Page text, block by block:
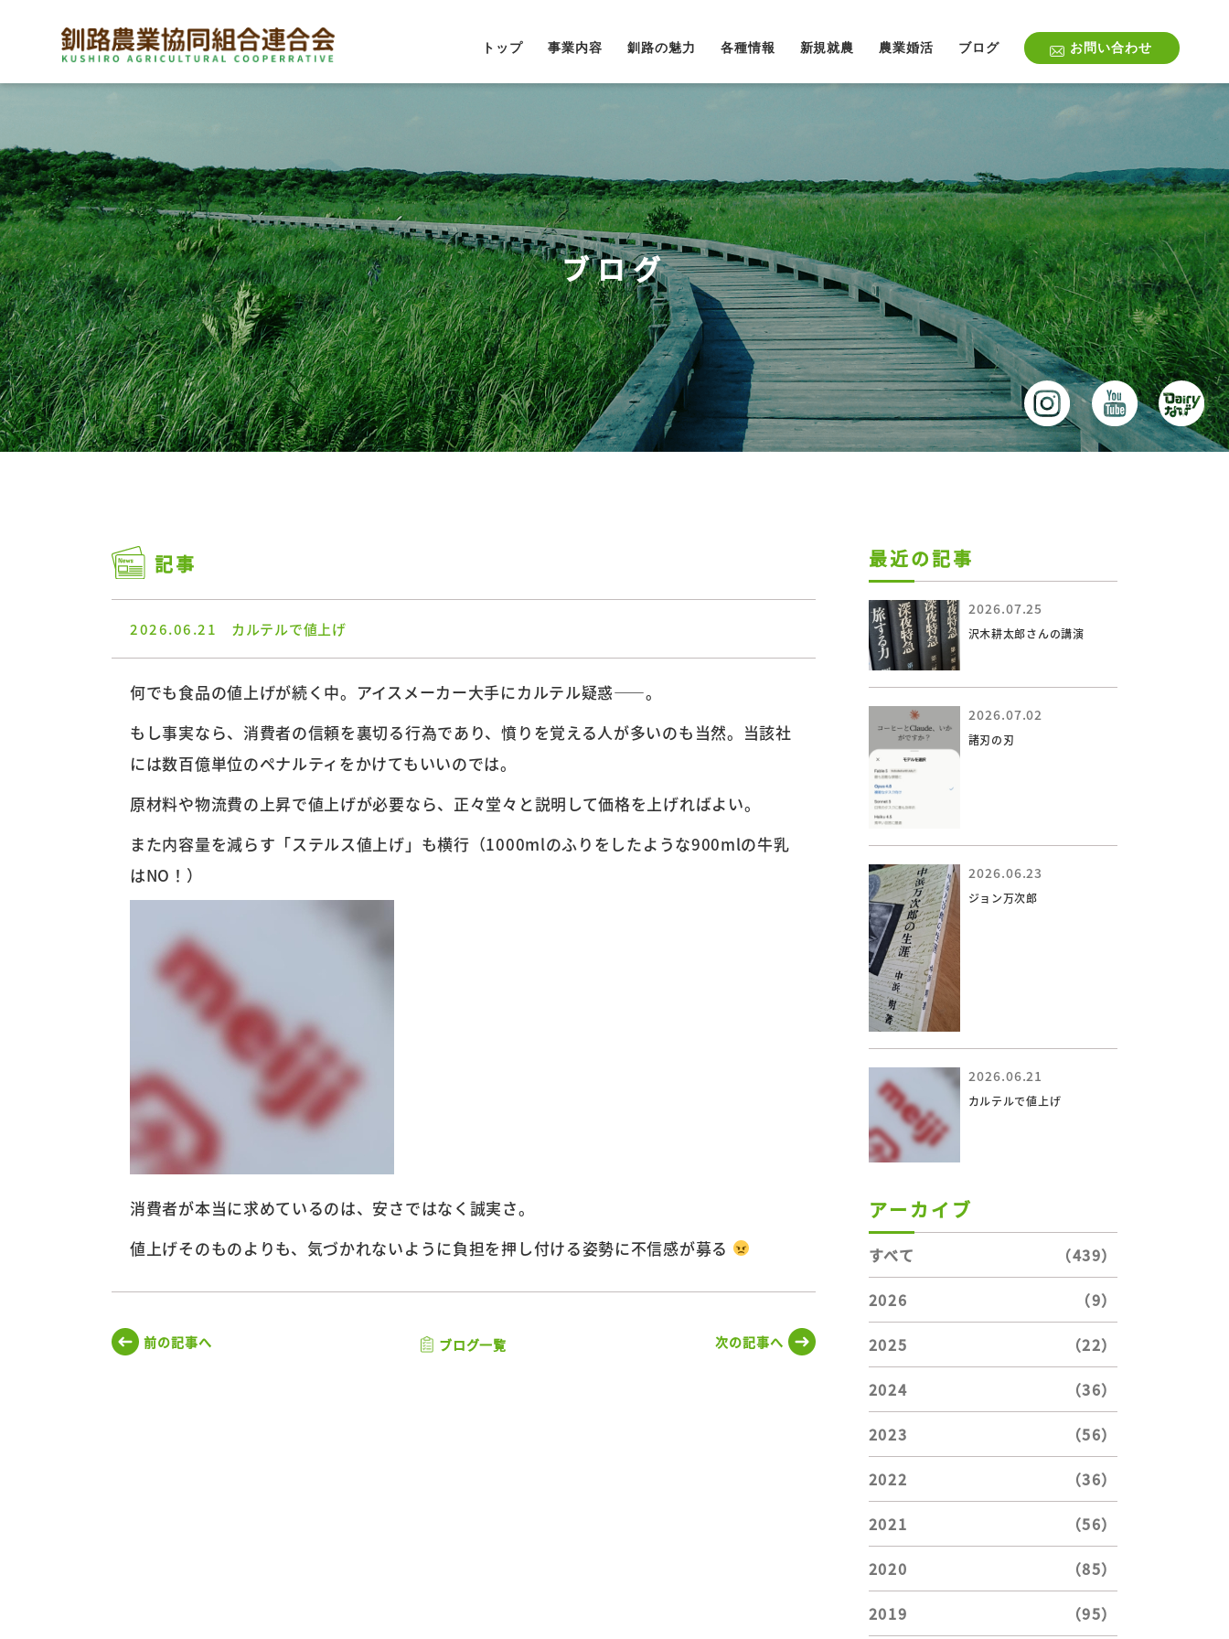
トップ 事業内容 釧路の魅力 各種情報 新規就農 農業婚活 ブログ お問い合わせ
ブログ
記事
2026.06.21 カルテルで値上げ
何でも食品の値上げが続く中。アイスメーカー大手にカルテル疑惑――。
もし事実なら、消費者の信頼を裏切る行為であり、憤りを覚える人が多いのも当然。当該社
には数百億単位のペナルティをかけてもいいのでは。
原材料や物流費の上昇で値上げが必要なら、正々堂々と説明して価格を上げればよい。
また内容量を減らす「ステルス値上げ」も横行（1000mlのふりをしたような900mlの牛乳
はNO！）
消費者が本当に求めているのは、安さではなく誠実さ。
値上げそのものよりも、気づかれないように負担を押し付ける姿勢に不信感が募る
前の記事へ ブログ一覧 次の記事へ
最近の記事
2026.07.25
沢木耕太郎さんの講演
2026.07.02
諸刃の刃
2026.06.23
ジョン万次郎
2026.06.21
カルテルで値上げ
アーカイブ
すべて （439）
2026 （9）
2025 （22）
2024 （36）
2023 （56）
2022 （36）
2021 （56）
2020 （85）
2019 （95）